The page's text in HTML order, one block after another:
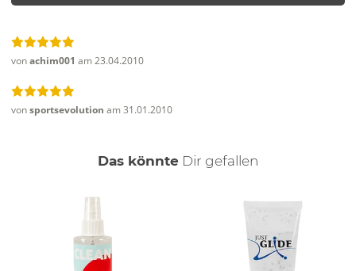
vonachim001 am 23.04.2010
vonsportsevolution am 31.01.2010
Das könnte Dir auch
gefallen